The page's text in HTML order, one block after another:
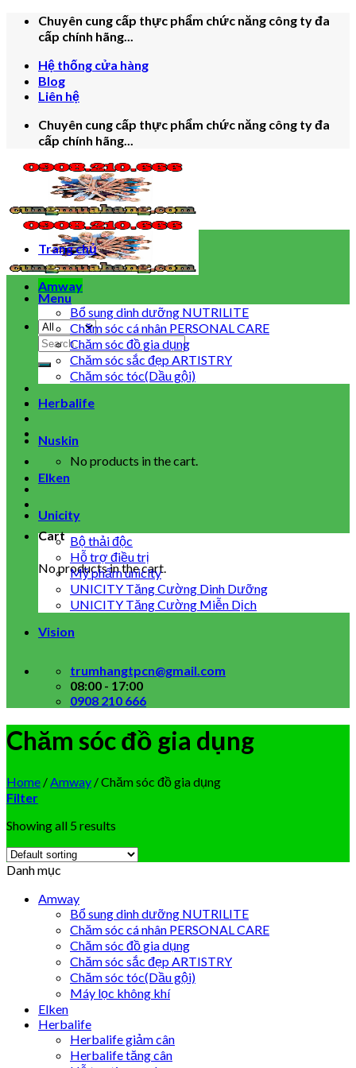
Skip
Chuyên cung cấp thực phẩm chức năng công ty đa
cấp chính hãng...
Hệ thống cửa hàng
Blog
Liên hệ
Chuyên cung cấp thực phẩm chức năng công ty đa
cấp chính hãng...
Menu
Search
for:
No products in the cart.
Cart
No products in the cart.
Trang chủ
Amway
Bổ sung dinh dưỡng NUTRILITE
Chăm sóc cá nhân PERSONAL CARE
Chăm sóc đồ gia dụng
Chăm sóc sắc đẹp ARTISTRY
Chăm sóc tóc(Dầu gội)
Herbalife
Nuskin
Elken
Unicity
Bộ thải độc
Hỗ trợ điều trị
Mỹ phẩm unicity
UNICITY Tăng Cường Dinh Dưỡng
UNICITY Tăng Cường Miễn Dịch
Vision
trumhangtpcn@gmail.com
08:00 - 17:00
0908 210 666
Chăm sóc đồ gia dụng
Home /Amway /Chăm sóc đồ gia dụng
Filter
Showing all 5 results
Danh mục
Amway
Bổ sung dinh dưỡng NUTRILITE
Chăm sóc cá nhân PERSONAL CARE
Chăm sóc đồ gia dụng
Chăm sóc sắc đẹp ARTISTRY
Chăm sóc tóc(Dầu gội)
Máy lọc không khí
Elken
Herbalife
Herbalife giảm cân
Herbalife tăng cân